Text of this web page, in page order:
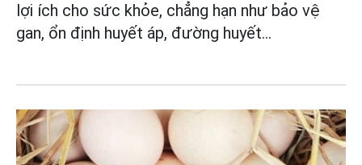
lợi ích cho sức khỏe, chẳng hạn như bảo vệ
gan, ổn định huyết áp, đường huyết...